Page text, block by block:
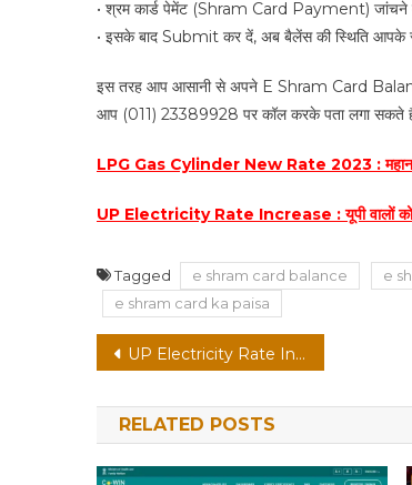
• श्रम कार्ड पेमेंट (Shram Card Payment) जांचने
• इसके बाद Submit कर दें, अब बैलेंस की स्थिति आपके
इस तरह आप आसानी से अपने E Shram Card
आप (011) 23389928 पर कॉल करके पता लगा सकते
LPG Gas Cylinder New Rate 2023 :
UP Electricity Rate Increase : यूपी वालों को
Tagged e shram card balance e
e shram card ka paisa
Post
navigation
UP Electricity Rate Increase : यूपी वालों को लगेगा बिजली का झटका, बढ़ने जा रहे बिजली के रेट
RELATED POSTS